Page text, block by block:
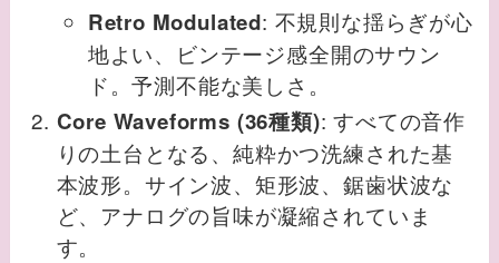
Retro Modulated: 不規則な揺らぎが心
地よい、ビンテージ感全開のサウン
ド。予測不能な美しさ。
Core Waveforms (36種類): すべての音作
りの土台となる、純粋かつ洗練された基
本波形。サイン波、矩形波、鋸歯状波な
ど、アナログの旨味が凝縮されていま
す。